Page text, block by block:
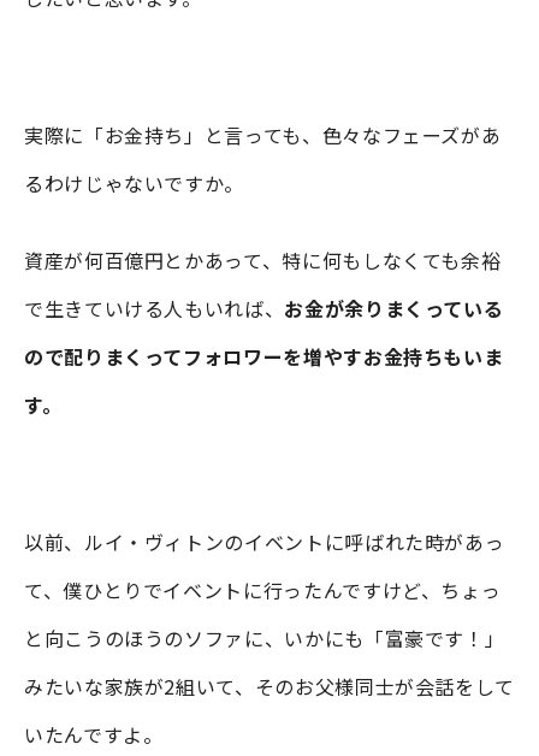
実際に「お金持ち」と言っても、色々なフェーズがあ
るわけじゃないですか。
資産が何百億円とかあって、特に何もしなくても余裕
で生きていける人もいれば、 お金が余りまくっている
ので配りまくってフォロワーを増やすお金持ちもいま
す。
以前、ルイ・ヴィトンのイベントに呼ばれた時があっ
て、僕ひとりでイベントに行ったんですけど、ちょっ
と向こうのほうのソファに、いかにも「富豪です！」
みたいな家族が2組いて、そのお父様同士が会話をして
いたんですよ。